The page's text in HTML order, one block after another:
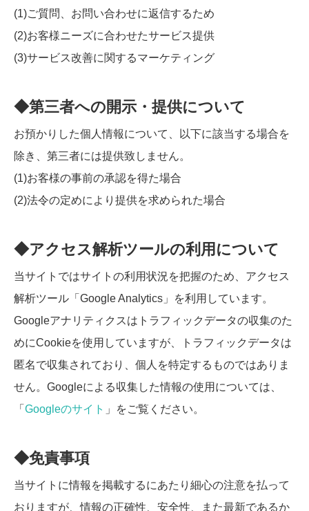
(1)ご質問、お問い合わせに返信するため
(2)お客様ニーズに合わせたサービス提供
(3)サービス改善に関するマーケティング
◆第三者への開示・提供について
お預かりした個人情報について、以下に該当する場合を
除き、第三者には提供致しません。
(1)お客様の事前の承認を得た場合
(2)法令の定めにより提供を求められた場合
◆アクセス解析ツールの利用について
当サイトではサイトの利用状況を把握のため、アクセス
解析ツール「Google Analytics」を利用しています。
Googleアナリティクスはトラフィックデータの収集のた
めにCookieを使用していますが、トラフィックデータは
匿名で収集されており、個人を特定するものではありま
せん。Googleによる収集した情報の使用については、
「 Googleのサイト 」をご覧ください。
◆免責事項
当サイトに情報を掲載するにあたり細心の注意を払って
おりますが、情報の正確性、安全性、また最新であるか